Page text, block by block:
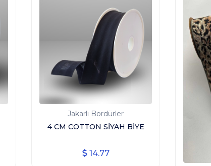
Jakarlı Bordürler
4 CM COTTON SİYAH BİYE
14.77